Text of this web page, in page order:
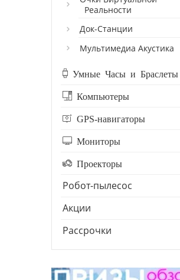
Реальности
Док-Станции
Мультимедиа Акустика
Умные Часы и Браслеты
Компьютеры
GPS-навигаторы
Мониторы
Проекторы
Робот-пылесос
Акции
Рассрочки